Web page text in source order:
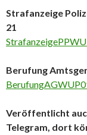
Strafanzeige
21
Berufung
Veröffentlicht
Telegram, dort